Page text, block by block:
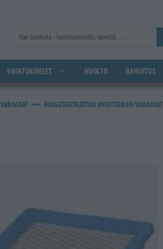
VAIHTOKONEET HUOLTO RAHOITUS
VARAOSAT BRIGGS&STRATTON MOOTTORIEN VARAOSAT